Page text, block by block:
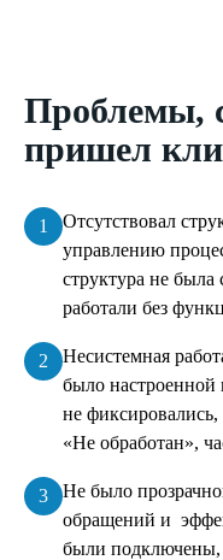
Проблемы,
пришел
Отсутствовал
управлению
структура не
работали без
Несистемная
было настроенной
не фиксировались,
«Не обработан»,
Не было
обращений и
были подключены,